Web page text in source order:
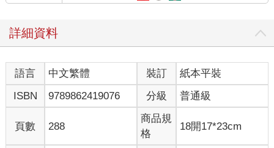
這是因為我很早就接觸靜坐了。
就已隻身踏上靜坐的探索之旅。我的科學訓練敦促我放下先入為
主的成見，以開放的心態親身去嘗試靜坐的滋味，而不預設任何
期待，我就這麼發現了一個超乎「奇蹟」能夠形容的天地。靜坐
答覆了我一生以來的形上問題，開啟了我的眼界，讓我看見了一
個科學家認定不可能，而醫生認定超乎人類極限的世界。
我必須說，這一趟心靈之旅絕非風平浪靜。我迫切的想知道，靜
坐的體驗對整個宇宙來說代表了什麼，無論是已知還是未知都想
知道，尤其是涉及物理、形上學、科學和哲學、世俗、和宗教的
意涵。我的靜坐經歷促使我去尋找連結科學和哲學間的橋樑，接
詳細資料
語言 中文繁體 裝訂
紙本平裝
ISBN
9789862419076 分級 普通級
頁數 288
商品規
格
18開17*23cm